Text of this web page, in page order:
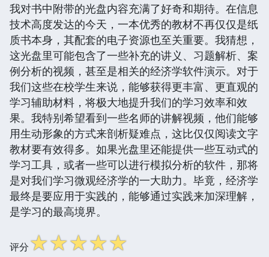
我对书中附带的光盘内容充满了好奇和期待。在信息
技术高度发达的今天，一本优秀的教材不再仅仅是纸
质书本身，其配套的电子资源也至关重要。我猜想，
这光盘里可能包含了一些补充的讲义、习题解析、案
例分析的视频，甚至是相关的经济学软件演示。对于
我们这些在校学生来说，能够获得更丰富、更直观的
学习辅助材料，将极大地提升我们的学习效率和效
果。我特别希望看到一些名师的讲解视频，他们能够
用生动形象的方式来剖析疑难点，这比仅仅阅读文字
教材要有效得多。如果光盘里还能提供一些互动式的
学习工具，或者一些可以进行模拟分析的软件，那将
是对我们学习微观经济学的一大助力。毕竟，经济学
最终是要应用于实践的，能够通过实践来加深理解，
是学习的最高境界。
评分☆☆☆☆☆